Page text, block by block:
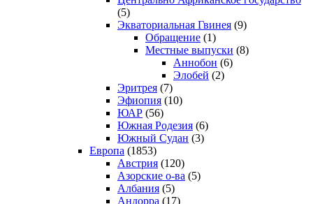
(5)
Экваториальная Гвинея (9)
Обращение (1)
Местные выпуски (8)
Аннобон (6)
Элобей (2)
Эритрея (7)
Эфиопия (10)
ЮАР (56)
Южная Родезия (6)
Южный Судан (3)
Европа (1853)
Австрия (120)
Азорские о-ва (5)
Албания (5)
Андорра (17)